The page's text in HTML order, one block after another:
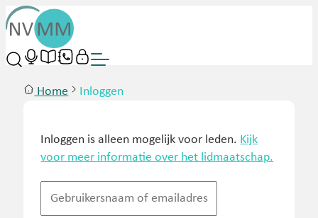
Home Inloggen
Inloggen is alleen mogelijk voor leden. Kijk
voor meer informatie over het lidmaatschap.